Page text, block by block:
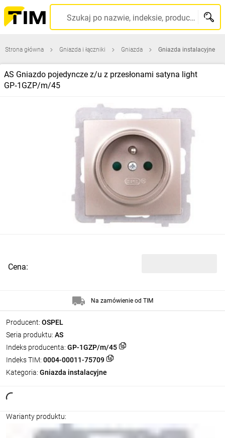
Szukaj po nazwie, indeksie, producencie, kodzie kreskowym...
Strona główna Gniazda i łączniki Gniazda Gniazda instalacyjne
AS Gniazdo pojedyncze z/u z przesłonami satyna light
GP‑1GZP/m/45
Producent: OSPEL
Seria produktu: AS
Indeks producenta: GP-1GZP/m/45
Indeks TIM: 0004-00011-75709
Kategoria: Gniazda instalacyjne
Warianty produktu:
Cena:
Na zamówienie od TIM